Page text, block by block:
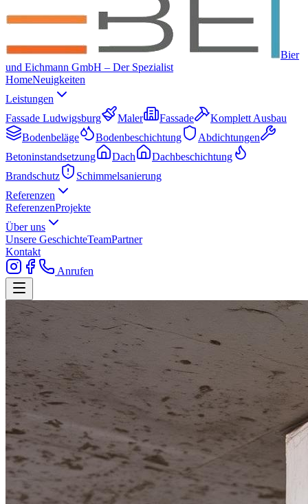
Bier
und Eichmann GmbH – Der Spezialist
HomeNeuigkeiten
Leistungen
Fassade Ludwigsburg
Maler Fassade
Komplett Ausbau
Bodenbeläge
Bodenbeschichtung
Abdichtungen
Betoninstandsetzung
Dach
Dachbeschichtung
Brandschutz
Schimmelsanierung
Referenzen
ReferenzenProjekte
Über uns
Unsere GeschichteTeamPartner
Kontakt
Anrufen